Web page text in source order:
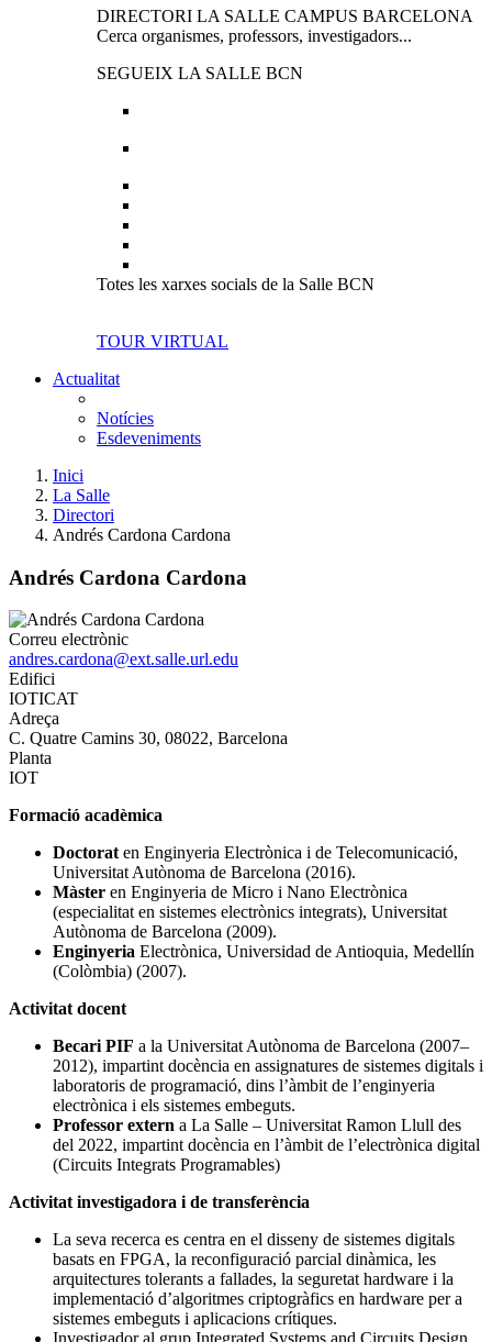
DIRECTORI LA SALLE CAMPUS BARCELONA
Cerca organismes, professors, investigadors...
SEGUEIX LA SALLE BCN
Totes les xarxes socials de la Salle BCN
TOUR VIRTUAL
Actualitat
Notícies
Esdeveniments
Inici
La Salle
Directori
Andrés Cardona Cardona
Andrés Cardona Cardona
Correu electrònic
andres.cardona@ext.salle.url.edu
Edifici
IOTICAT
Adreça
C. Quatre Camins 30, 08022, Barcelona
Planta
IOT
Formació acadèmica
Doctoraten Enginyeria Electrònica i de Telecomunicació,
Universitat Autònoma de Barcelona (2016).
Màster en Enginyeria de Micro i Nano Electrònica
(especialitat en sistemes electrònics integrats), Universitat
Autònoma de Barcelona (2009).
Enginyeria Electrònica, Universidad de Antioquia, Medellín
(Colòmbia) (2007).
Activitat docent
Becari PIF a la Universitat Autònoma de Barcelona (2007–
2012), impartint docència en assignatures de sistemes digitals i
laboratoris de programació, dins l’àmbit de l’enginyeria
electrònica i els sistemes embeguts.
Professor extern a La Salle – Universitat Ramon Llull des
del 2022, impartint docència en l’àmbit de l’electrònica digital
(Circuits Integrats Programables)
Activitat investigadora i de transferència
La seva recerca es centra en el disseny de sistemes digitals
basats en FPGA, la reconfiguració parcial dinàmica, les
arquitectures tolerants a fallades, la seguretat hardware i la
implementació d’algoritmes criptogràfics en hardware per a
sistemes embeguts i aplicacions crítiques.